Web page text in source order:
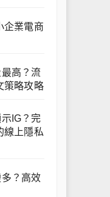
企業電商
高？流
策略攻略
IG？完
線上隱私
？高效